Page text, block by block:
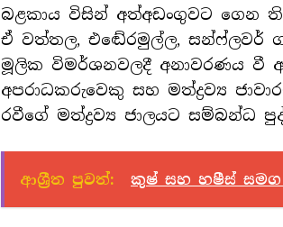
බළකාය විසින් අත්අඩංගුවට ගෙන
ඒ වත්තල, එඬේරමුල්ල, සන්ෆ්ලවර්
මූලික විමර්ශනවලදී අනාවරණය වී
අපරාධකරුවෙකු සහ මත්ද්‍රව්‍ය
රවීගේ මත්ද්‍රව්‍ය ජාලයට සම්බන්ධ
ආශ්‍රීත පුවත්: කුෂ් සහ හෂීස් සමග